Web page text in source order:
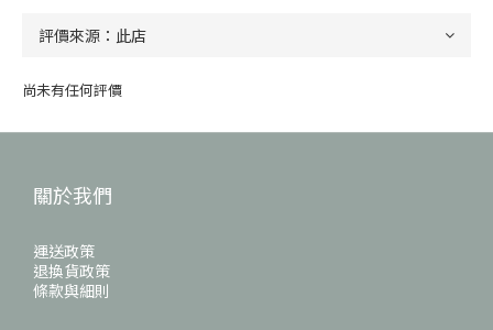
尚未有任何評價
關於我們
運送政策
退換貨政策
條款與細則